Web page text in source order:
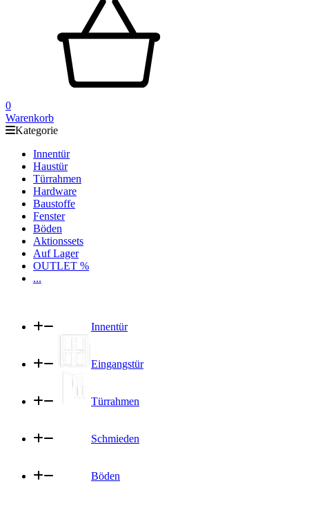
0
Warenkorb
Kategorie
Innentür
Haustür
Türrahmen
Hardware
Baustoffe
Fenster
Böden
Aktionssets
Auf Lager
OUTLET %
...
Innentür
Eingangstür
Türrahmen
Schmieden
Böden